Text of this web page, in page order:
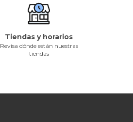
Tiendas y horarios
Revisa dónde están nuestras
tiendas